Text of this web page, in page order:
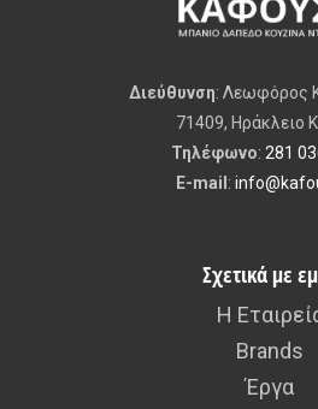
Διεύθυνση: Λεωφόρος
71409, Ηράκλειο
Τηλέφωνο: 281
E-mail :
Σχετικά με
Η
Brands
Έργα